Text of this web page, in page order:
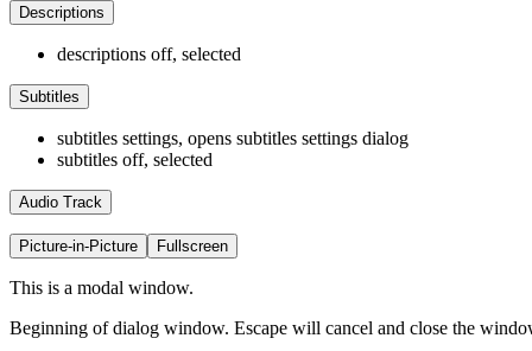
Descriptions
descriptions off, selected
Subtitles
subtitles settings, opens subtitles settings dialog
subtitles off, selected
Audio Track
Picture-in-Picture Fullscreen
This is a modal window.
Beginning of dialog window. Escape will cancel and close the
Sticker
Bananes
Chiquita